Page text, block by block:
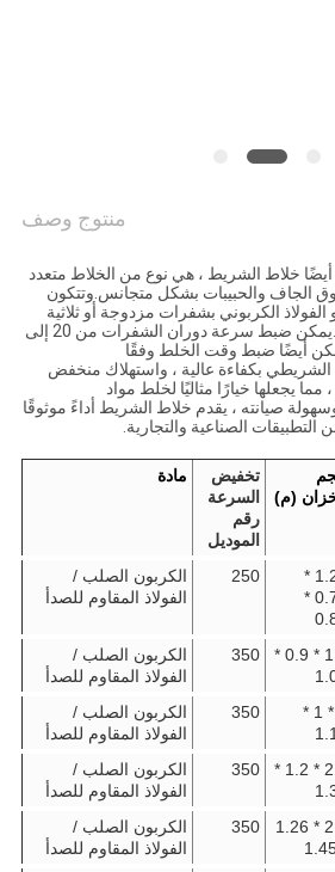
منتوج وصف
خلاط الشريط ، هي نوع من الخلاط متعدد
الجاف والحبيبات بشكل متجانس.وتتكون
الفولاذ الكربوني بشفرات مزدوجة أو ثلاثية
وحاوية على شكل حرف U.يمكن ضبط سرعة دوران الشفرات من 20 إلى
أيضًا ضبط وقت الخلط وفقًا
الشريطي بكفاءة عالية ، واستهلاك منخفض
يجعلها خيارًا مثاليًا لخلط مواد
صيانته ، يقدم خلاط الشريط أداءً موثوقًا
الصناعية والتجارية.
(م)
تخفيض
السرعة
رقم
الموديل
مادة
1.22 *
0.73 *
250
الكربون الصلب /
الفولاذ المقاوم للصدأ
1.8 * 0.9 *
350
الكربون الصلب /
الفولاذ المقاوم للصدأ
2 * 1 *
350
الكربون الصلب /
الفولاذ المقاوم للصدأ
2.2 * 1.2 *
350
الكربون الصلب /
الفولاذ المقاوم للصدأ
2.5 * 1.26
350
الكربون الصلب /
الفولاذ المقاوم للصدأ